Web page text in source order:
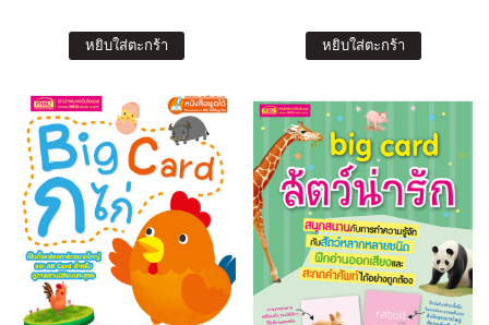
หยิบใส่ตะกร้า หยิบใส่ตะกร้า